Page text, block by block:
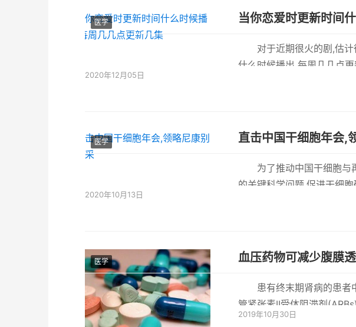
医学 当你恋爱时更新时间
对于近期很火的剧,估
什么时候播出 每周几几点
2020年12月05日
医学 直击中国干细胞年会,
为了推动中国干细胞与
的关键科学问题,促进干细
2020年10月13日
医学 血压药物可减少腹膜
患有终末期肾病的患者
管紧张素II受体阻滞剂
亡的风险降
2019年10月30日